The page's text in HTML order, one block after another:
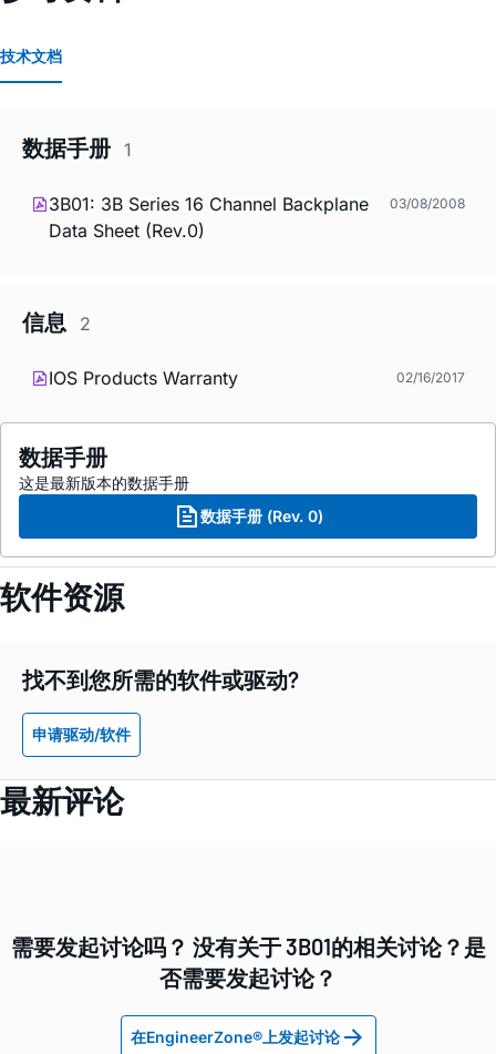
技术文档
数据手册 1
3B01: 3B Series 16 Channel Backplane
Data Sheet (Rev.0)
03/08/2008
信息 2
IOS Products Warranty 02/16/2017
数据手册
这是最新版本的数据手册
数据手册 (Rev. 0)
软件资源
找不到您所需的软件或驱动?
申请驱动/软件
最新评论
需要发起讨论吗？ 没有关于 3B01的相关讨论？是
否需要发起讨论？
在EngineerZone®上发起讨论